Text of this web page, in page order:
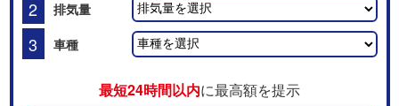
2 排気量
3 車種
最短24時間以内に最高額を提示